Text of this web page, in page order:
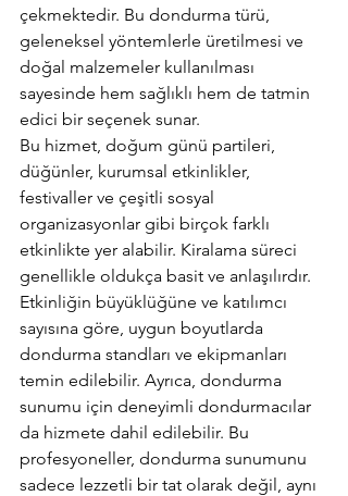
çekmektedir. Bu dondurma türü,
geleneksel yöntemlerle üretilmesi ve
doğal malzemeler kullanılması
sayesinde hem sağlıklı hem de tatmin
edici bir seçenek sunar.
Bu hizmet, doğum günü partileri,
düğünler, kurumsal etkinlikler,
festivaller ve çeşitli sosyal
organizasyonlar gibi birçok farklı
etkinlikte yer alabilir. Kiralama süreci
genellikle oldukça basit ve anlaşılırdır.
Etkinliğin büyüklüğüne ve katılımcı
sayısına göre, uygun boyutlarda
dondurma standları ve ekipmanları
temin edilebilir. Ayrıca, dondurma
sunumu için deneyimli dondurmacılar
da hizmete dahil edilebilir. Bu
profesyoneller, dondurma sunumunu
sadece lezzetli bir tat olarak değil, aynı